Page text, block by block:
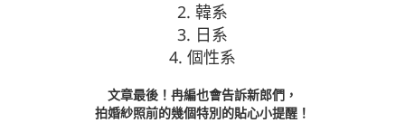
2. 韓系
3. 日系
4. 個性系
文章最後！冉編也會告訴新郎們，
拍婚紗照前的幾個特別的貼心小提醒！